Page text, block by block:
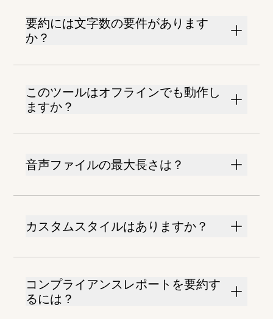
要約には文字数の要件があります
か？
このツールはオフラインでも動作し
ますか？
音声ファイルの最大長さは？
カスタムスタイルはありますか？
コンプライアンスレポートを要約す
るには？